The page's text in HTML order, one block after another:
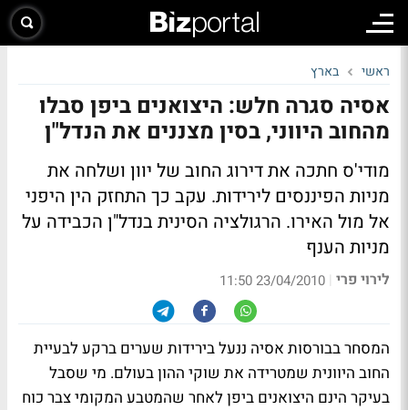
ראשי בארץ
אסיה סגרה חלש: היצואנים ביפן סבלו
מהחוב היווני, בסין מצננים את הנדל"ן
מודי'ס חתכה את דירוג החוב של יוון ושלחה את
מניות הפיננסים לירידות. עקב כך התחזק הין היפני
אל מול האירו. הרגולציה הסינית בנדל"ן הכבידה על
מניות הענף
לירוי פרי |
23/04/2010 11:50
המסחר בבורסות אסיה ננעל בירידות שערים ברקע לבעיית
החוב היוונית שמטרידה את שוקי ההון בעולם. מי שסבל
בעיקר הינם היצואנים ביפן לאחר שהמטבע המקומי צבר כוח